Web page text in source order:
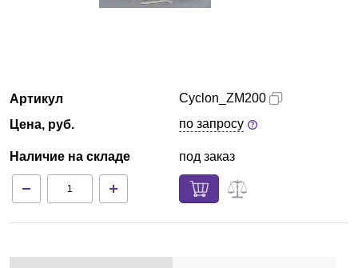
Блог
Партнеры
Доставка и оплата
Артикул
Цена, руб.
Наличие на складе
Cyclon_ZM200
по запросу
под заказ